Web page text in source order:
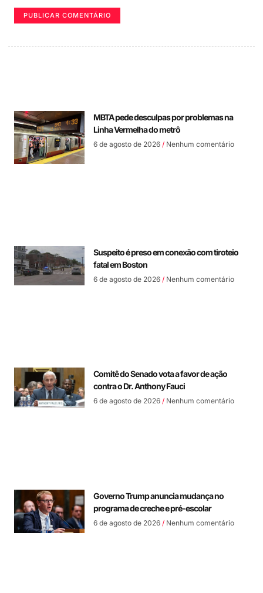
MBTA pede desculpas por problemas na
Linha Vermelha do metrô
6 de agosto de 2026 Nenhum comentário
Suspeito é preso em conexão com tiroteio
fatal em Boston
6 de agosto de 2026 Nenhum comentário
Comitê do Senado vota a favor de ação
contra o Dr. Anthony Fauci
6 de agosto de 2026 Nenhum comentário
Governo Trump anuncia mudança no
programa de creche e pré-escolar
6 de agosto de 2026 Nenhum comentário